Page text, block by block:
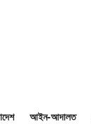
আইন-আদালত